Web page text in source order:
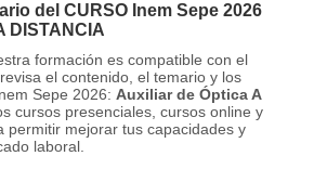
del CURSO Inem Sepe 2026
DISTANCIA
formación es compatible con el
el contenido, el temario y los
Sepe 2026: Auxiliar de Óptica A
cursos presenciales, cursos online y
permitir mejorar tus capacidades y
laboral.